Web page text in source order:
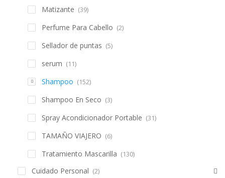
Espuma (2)
Keratinas Alisadores (3)
Kits (130)
Matizante
Perfume Para Cabello
Sellador de puntas (5)
serum (11)
Shampoo (152)
Shampoo En Seco (3)
Spray Acondicionador Portable